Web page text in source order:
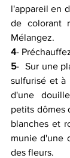
l'appareil en
de colorant
Mélangez.
4-
5-  Sur une
sulfurisé et à
d'une
petits dômes
blanches et
munie d'une
des fleurs.